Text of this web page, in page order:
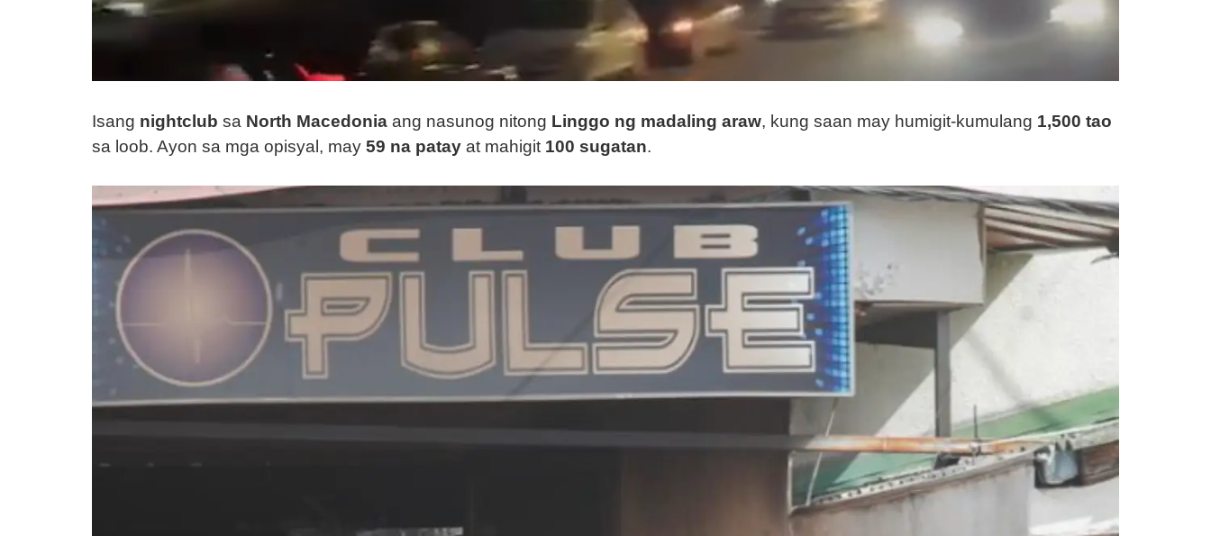
Isang nightclub sa North Macedonia ang nasunog nitong Linggo ng madaling araw, kung saan may humigit-kumulang 1,500 tao
sa loob. Ayon sa mga opisyal, may 59 na patay at mahigit 100 sugatan.